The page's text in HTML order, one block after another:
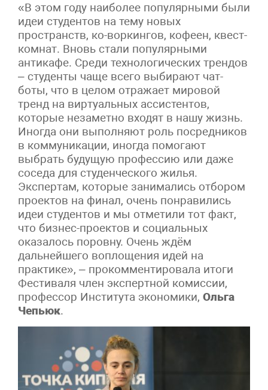
«В этом году наиболее популярными были
идеи студентов на тему новых
пространств, ко-воркингов, кофеен, квест-
комнат. Вновь стали популярными
антикафе. Среди технологических трендов
– студенты чаще всего выбирают чат-
боты, что в целом отражает мировой
тренд на виртуальных ассистентов,
которые незаметно входят в нашу жизнь.
Иногда они выполняют роль посредников
в коммуникации, иногда помогают
выбрать будущую профессию или даже
соседа для студенческого жилья.
Экспертам, которые занимались отбором
проектов на финал, очень понравились
идеи студентов и мы отметили тот факт,
что бизнес-проектов и социальных
оказалось поровну. Очень ждём
дальнейшего воплощения идей на
практике», – прокомментировала итоги
Фестиваля член экспертной комиссии,
профессор Института экономики, Ольга
Чепьюк.